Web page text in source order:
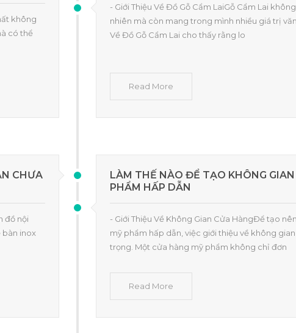
không
có thể
- Giới Thiệu Về Đồ Gỗ Cẩm LaiGỗ Cẩm Lai
nhiên mà còn mang trong mình nhiều giá trị
Về Đồ Gỗ Cẩm Lai cho thấy rằng lo
Read More
CHƯA
đồ nội
bàn inox
LÀM THẾ NÀO ĐỂ TẠO KHÔNG
PHẨM HẤP DẪN
- Giới Thiệu Về Không Gian Cửa HàngĐể tạo
mỹ phẩm hấp dẫn, việc giới thiệu về không
trọng. Một cửa hàng mỹ phẩm không chỉ đơn
Read More